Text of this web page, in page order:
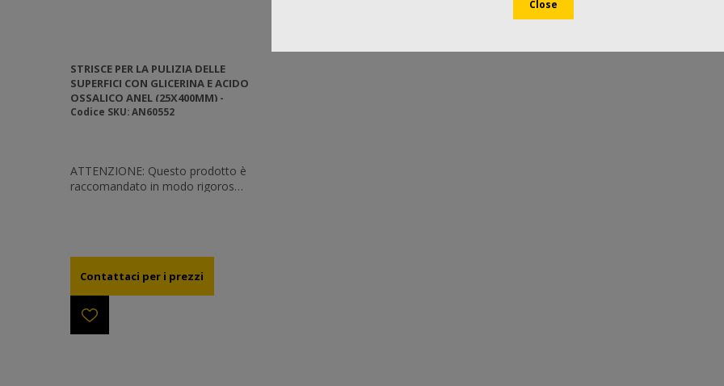
STRISCE PER LA PULIZIA DELLE
SUPERFICI CON GLICERINA E ACIDO
OSSALICO ANEL (25X400MM) -
CONFEZIONE DA 40 PEZZI
Codice SKU: AN60552
ATTENZIONE: Questo prodotto è
raccomandato in modo rigoroso
alcun altro scopo diverso da quelli
indicati sull’etichetta.